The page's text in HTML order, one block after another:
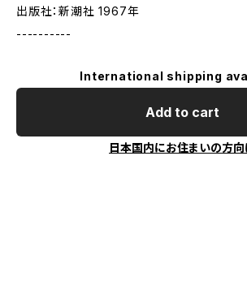
出版社：新潮社 1967年
----------
International shipping
Add to cart
日本国内にお住まいの方向